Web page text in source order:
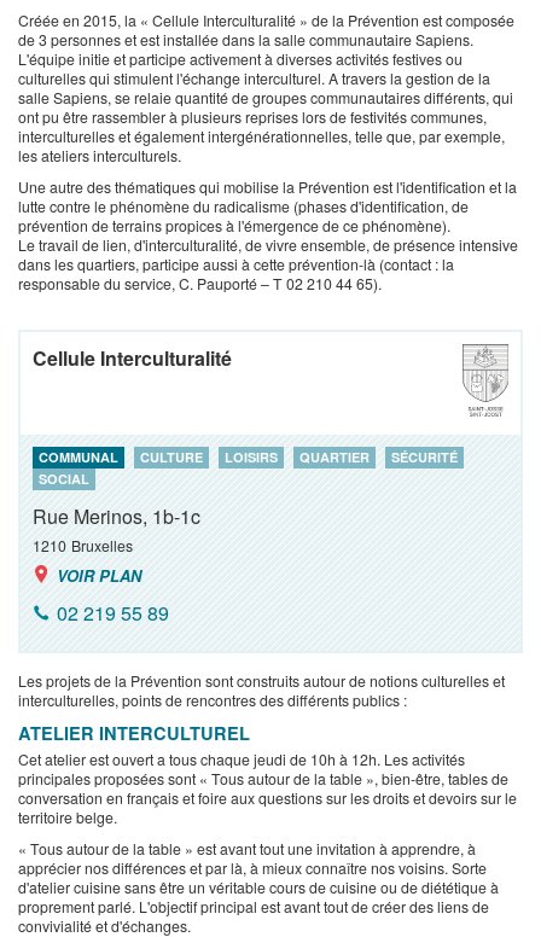
Créée en 2015, la « Cellule Interculturalité » de la Prévention est composée
de 3 personnes et est installée dans la salle communautaire Sapiens.
L'équipe initie et participe activement à diverses activités festives ou
culturelles qui stimulent l'échange interculturel. A travers la gestion de la
salle Sapiens, se relaie quantité de groupes communautaires différents, qui
ont pu être rassembler à plusieurs reprises lors de festivités communes,
interculturelles et également intergénérationnelles, telle que, par exemple,
les ateliers interculturels.
Une autre des thématiques qui mobilise la Prévention est l'identification et la
lutte contre le phénomène du radicalisme (phases d'identification, de
prévention de terrains propices à l'émergence de ce phénomène).
Le travail de lien, d'interculturalité, de vivre ensemble, de présence intensive
dans les quartiers, participe aussi à cette prévention-là (contact : la
responsable du service, C. Pauporté – T 02 210 44 65).
Cellule Interculturalité
COMMUNAL CULTURE LOISIRS QUARTIER
SÉCURITÉ
SOCIAL
Rue Merinos, 1b-1c
1210 Bruxelles
VOIR PLAN
02 219 55 89
Les projets de la Prévention sont construits autour de notions culturelles et
interculturelles, points de rencontres des différents publics :
ATELIER INTERCULTUREL
Cet atelier est ouvert a tous chaque jeudi de 10h à 12h. Les activités
principales proposées sont « Tous autour de la table », bien-être, tables de
conversation en français et foire aux questions sur les droits et devoirs sur le
territoire belge.
« Tous autour de la table » est avant tout une invitation à apprendre, à
apprécier nos différences et par là, à mieux connaître nos voisins. Sorte
d'atelier cuisine sans être un véritable cours de cuisine ou de diététique à
proprement parlé. L'objectif principal est avant tout de créer des liens de
convivialité et d'échanges.